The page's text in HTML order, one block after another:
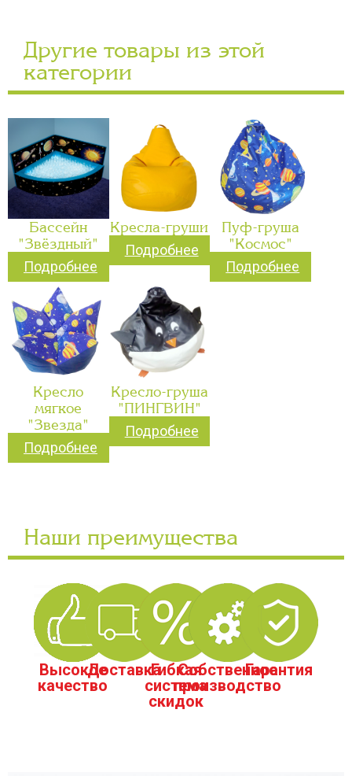
Другие товары из этой
категории
Бассейн
"Звёздный"
Подробнее
Кресла-груши
Подробнее
Пуф-груша
"Космос"
Подробнее
Кресло
мягкое
"Звезда"
Подробнее
Кресло-груша
"ПИНГВИН"
Подробнее
Наши преимущества
Высокое
качество
ДоставкаГибкая
система
скидок
Собственное
производство
Гарантия